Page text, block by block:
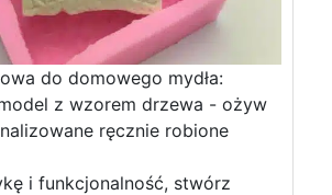
do domowego mydła:
z wzorem drzewa - ożyw
ręcznie robione
i funkcjonalność, stwórz